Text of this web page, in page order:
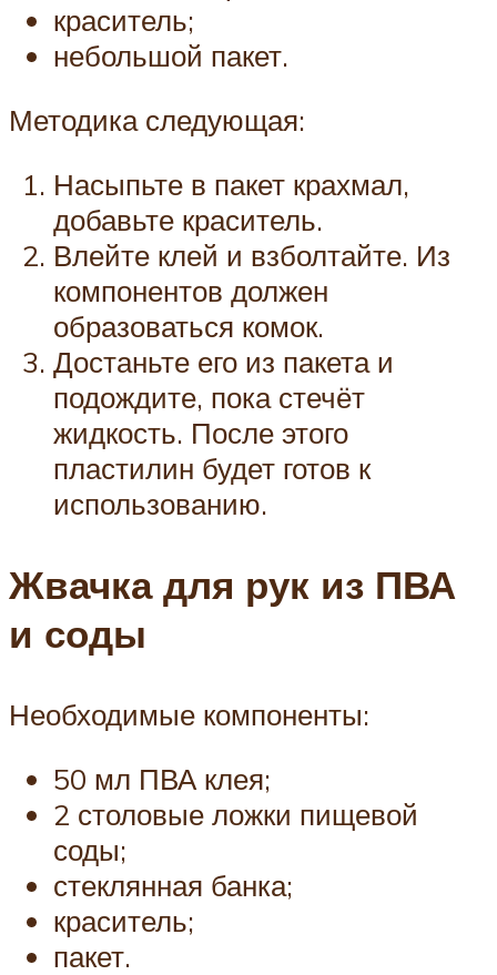
краситель;
небольшой пакет.
Методика следующая:
Насыпьте в пакет крахмал,
добавьте краситель.
Влейте клей и взболтайте. Из
компонентов должен
образоваться комок.
Достаньте его из пакета и
подождите, пока стечёт
жидкость. После этого
пластилин будет готов к
использованию.
Жвачка для рук из ПВА
и соды
Необходимые компоненты:
50 мл ПВА клея;
2 столовые ложки пищевой
соды;
стеклянная банка;
краситель;
пакет.